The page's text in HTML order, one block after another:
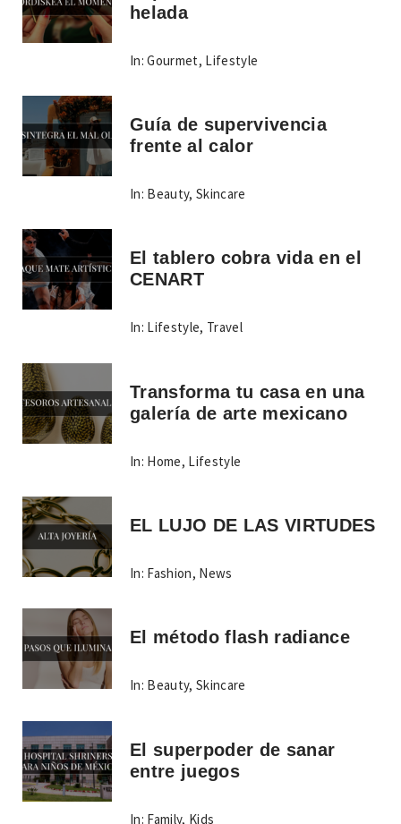
helada
In: Gourmet, Lifestyle
Guía de supervivencia
frente al calor
In: Beauty,Skincare
El tablero cobra vida en el
CENART
In: Lifestyle, Travel
Transforma tu casa en una
galería de arte mexicano
In: Home, Lifestyle
EL LUJO DE LAS VIRTUDES
In: Fashion, News
El método flash radiance
In: Beauty,Skincare
El superpoder de sanar
entre juegos
In: Family, Kids